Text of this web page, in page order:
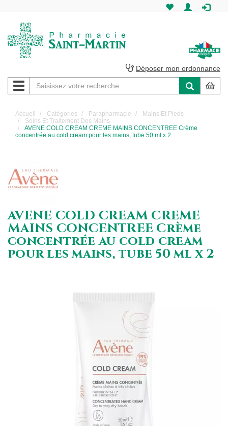
Martin
Pharmacie
Saint-
Martin
Déposer mon ordonnance
Navigation
Accueil Catégories Parapharmacie
Mains Et Pieds
Soins Et Traitement Des Mains
AVENE COLD CREAM CREME MAINS CONCENTREE Crème
concentrée au cold cream pour les mains, tube 50 ml x 2
AVENE COLD CREAM CREME
MAINS CONCENTREE Crème
concentrée au cold cream
pour les mains, tube 50 ml x 2